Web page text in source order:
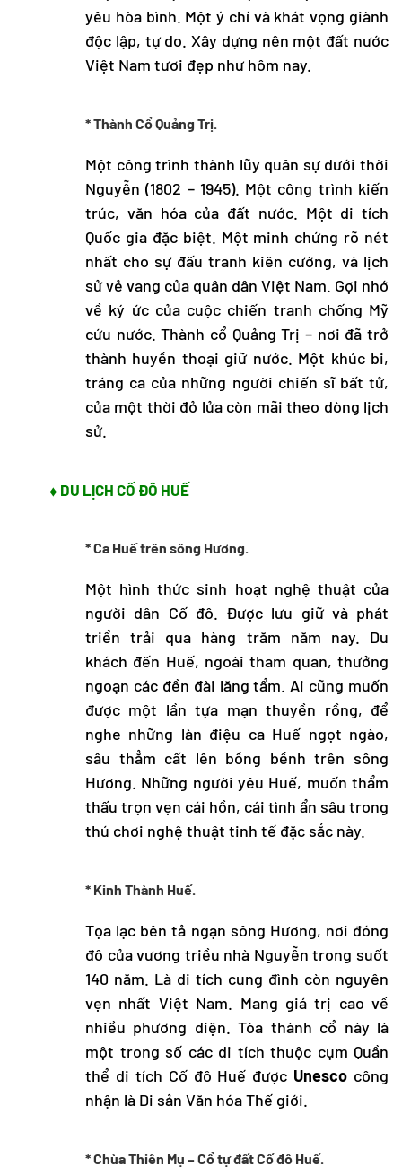
yêu hòa bình. Một ý chí và khát vọng giành
độc lập, tự do. Xây dựng nên một đất nước
Việt Nam tươi đẹp như hôm nay.
*Thành Cổ Quảng Trị.
Một công trình thành lũy quân sự dưới thời
Nguyễn (1802 – 1945). Một công trình kiến
trúc, văn hóa của đất nước. Một di tích
Quốc gia đặc biệt. Một minh chứng rõ nét
nhất cho sự đấu tranh kiên cường, và lịch
sử vẻ vang của quân dân Việt Nam. Gợi nhớ
về ký ức của cuộc chiến tranh chống Mỹ
cứu nước. Thành cổ Quảng Trị – nơi đã trở
thành huyền thoại giữ nước. Một khúc bi,
tráng ca của những người chiến sĩ bất tử,
của một thời đỏ lửa còn mãi theo dòng lịch
sử.
♦ DU LỊCH CỐ ĐÔ HUẾ
* Ca Huế trên sông Hương.
Một hình thức sinh hoạt nghệ thuật của
người dân Cố đô. Được lưu giữ và phát
triển trải qua hàng trăm năm nay. Du
khách đến Huế, ngoài tham quan, thưởng
ngoạn các đền đài lăng tẩm. Ai cũng muốn
được một lần tựa mạn thuyền rồng, để
nghe những làn điệu ca Huế ngọt ngào,
sâu thẳm cất lên bồng bềnh trên sông
Hương. Những người yêu Huế, muốn thẩm
thấu trọn vẹn cái hồn, cái tình ẩn sâu trong
thú chơi nghệ thuật tinh tế đặc sắc này.
* Kinh Thành Huế.
Tọa lạc bên tả ngạn sông Hương, nơi đóng
đô của vương triều nhà Nguyễn trong suốt
140 năm. Là di tích cung đình còn nguyên
vẹn nhất Việt Nam. Mang giá trị cao về
nhiều phương diện. Tòa thành cổ này là
một trong số các di tích thuộc cụm Quần
thể di tích Cố đô Huế được Unesco công
nhận là Di sản Văn hóa Thế giới.
* Chùa Thiên Mụ – Cổ tự đất Cố đô Huế.